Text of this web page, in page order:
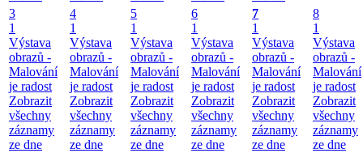
3
1
Výstava
obrazů -
Malování
je radost
Zobrazit
všechny
záznamy
ze dne
4
1
Výstava
obrazů -
Malování
je radost
Zobrazit
všechny
záznamy
ze dne
5
1
Výstava
obrazů -
Malování
je radost
Zobrazit
všechny
záznamy
ze dne
6
1
Výstava
obrazů -
Malování
je radost
Zobrazit
všechny
záznamy
ze dne
7
1
Výstava
obrazů -
Malování
je radost
Zobrazit
všechny
záznamy
ze dne
8
1
Výstava
obrazů -
Malování
je radost
Zobrazit
všechny
záznamy
ze dne